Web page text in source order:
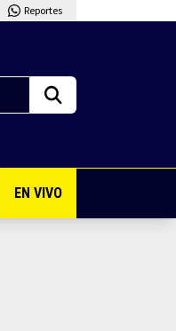
Reportes
VIVE PUERTO VALLARTA
EN VIVO